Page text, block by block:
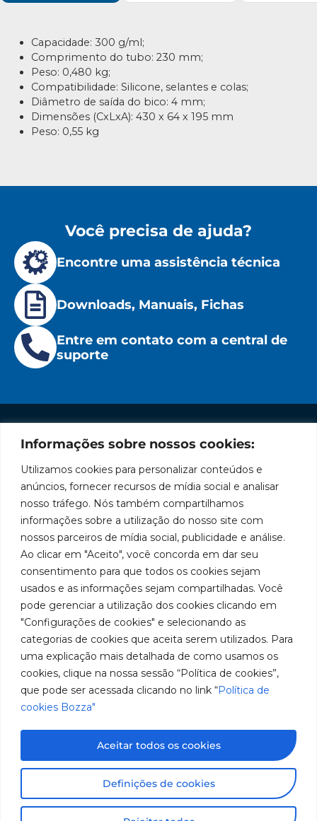
Informações sobre nossos cookies:
Utilizamos cookies para personalizar conteúdos e
anúncios, fornecer recursos de mídia social e analisar
nosso tráfego. Nós também compartilhamos
informações sobre a utilização do nosso site com
nossos parceiros de mídia social, publicidade e análise.
Ao clicar em "Aceito", você concorda em dar seu
consentimento para que todos os cookies sejam
usados e as informações sejam compartilhadas. Você
pode gerenciar a utilização dos cookies clicando em
"Configurações de cookies" e selecionando as
categorias de cookies que aceita serem utilizados. Para
uma explicação mais detalhada de como usamos os
cookies, clique na nossa sessão “Política de cookies”,
que pode ser acessada clicando no link “Política de
cookies Bozza"
Definições de cookies
Aceitar todos os cookies
Capacidade: 300 g/ml;
Comprimento do tubo: 230 mm;
Peso: 0,480 kg;
Compatibilidade: Silicone, selantes e colas;
Diâmetro de saída do bico: 4 mm;
Dimensões (CxLxA): 430 x 64 x 195 mm
Peso: 0,55 kg
Você precisa de ajuda?
Encontre uma assistência técnica
Downloads, Manuais, Fichas
Entre em contato com a central de
suporte
Marca
líder
em
fabricação
de
equipamentos
para
lubrificação
e
abastecimento
da
América
Políticas
Privacidade
Políticas
de
Cookies
Institucional
A Bozza
Produtos
Soluções
Assistências
Técnicas
Seja um
representante
Trabalhe
Conosco
Localização
Rua
Tiradentes,
931 – Anexo
Franchini,
50/96
Bairro: Santa
Terezinha
São Bernardo
do Campo –
SP
Fale
Conosco
SAC: 0800
019 5050
Redes
Facebook
LinkedIn
Instagram
Imagens meramente ilustrativas. Informações sujeitas a
alterações sem aviso prévio. Todos os direitos são
reservados à José Murilia Bozza Comércio e Indústria